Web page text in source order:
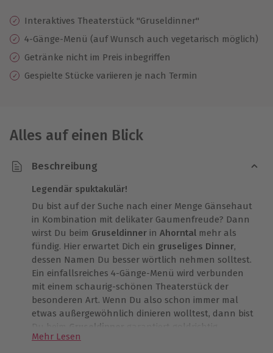
10 Jahre gültig & verlängerbar.
Interaktives Theaterstück "Gruseldinner"
4-Gänge-Menü (auf Wunsch auch vegetarisch möglich)
Getränke nicht im Preis inbegriffen
Gespielte Stücke variieren je nach Termin
Alles auf einen Blick
Beschreibung
Legendär spuktakulär!
Du bist auf der Suche nach einer Menge Gänsehaut
in Kombination mit delikater Gaumenfreude? Dann
wirst Du beim Gruseldinner in Ahorntal mehr als
fündig. Hier erwartet Dich ein gruseliges Dinner,
dessen Namen Du besser wörtlich nehmen solltest.
Ein einfallsreiches 4-Gänge-Menü wird verbunden
mit einem schaurig-schönen Theaterstück der
besonderen Art. Wenn Du also schon immer mal
etwas außergewöhnlich dinieren wolltest, dann bist
Du beim
Gruseldinner garantiert goldrichtig.
Mehr Lesen